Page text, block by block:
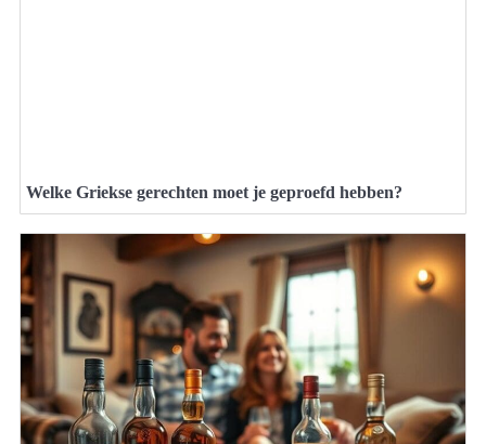
Welke Griekse gerechten moet je geproefd hebben?